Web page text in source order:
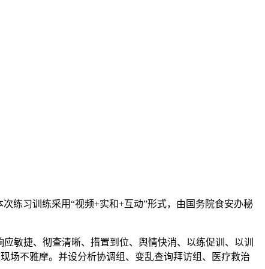
练习训练采用“视频+实和+互动”形式，由国务院食安办秘
捷、彻查清晰、措置到位、舆情快消、以练促训、以训
场不雅摩。并设分析协调组、变乱查询拜访组、医疗救治